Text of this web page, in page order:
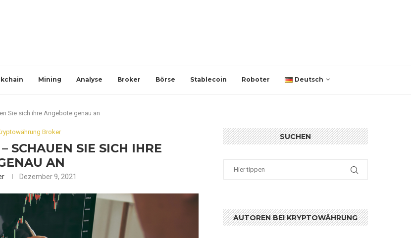
Mining Analyse Broker Börse Stablecoin Roboter Deutsch
Sie sich ihre Angebote genau an
Broker
SCHAUEN SIE SICH IHRE
AN
Dezember 9, 2021
SUCHEN
AUTOREN BEI KRYPTOWÄHRUNG